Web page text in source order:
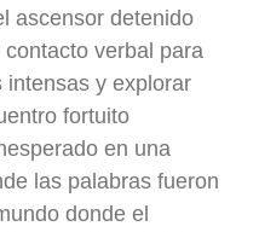
ascensor detenido
verbal para
intensas y explorar
fortuito
en una
las palabras fueron
donde el